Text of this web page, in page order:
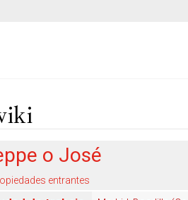
o José
entrantes